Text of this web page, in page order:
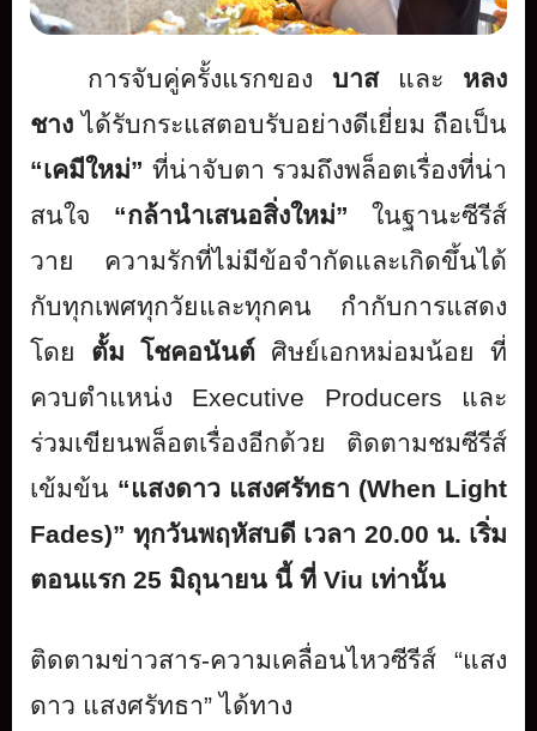
การจับคู่ครั้งแรกของ บาส และ
หลง
ชางได้รับกระแสตอบรับอย่างดีเยี่ยม ถือเป็น
“เคมีใหม่” ที่น่าจับตา รวมถึงพล็อตเรื่องที่น่า
สนใจ “กล้านำเสนอสิ่งใหม่” ในฐานะซีรีส์
วาย ความรักที่ไม่มีข้อจำกัดและเกิดขึ้นได้
กับทุกเพศทุกวัยและทุกคน กำกับการแสดง
โดย
ตั้ม โชคอนันต์ ศิษย์เอกหม่อมน้อย ที่
ควบตำแหน่ง Executive Producers และ
ร่วมเขียนพล็อตเรื่องอีกด้วย
ติดตามชมซีรีส์
เข้มข้น “แสงดาว แสงศรัทธา (When Light
Fades)” ทุกวันพฤหัสบดี เวลา 20.00 น. เริ่ม
ตอนแรก 25 มิถุนายน นี้ ที่ Viu เท่านั้น
ติดตามข่าวสาร-ความเคลื่อนไหวซีรีส์ “แสง
ดาว แสงศรัทธา” ได้ทาง